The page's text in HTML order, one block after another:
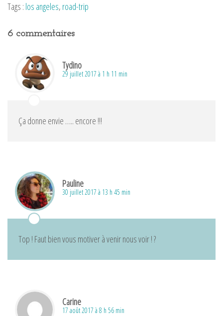
Tags : los angeles, road-trip
6 commentaires
Tydino
29 juillet 2017 à 1 h 11 min
Ça donne envie ….. encore !!!
Pauline
30 juillet 2017 à 13 h 45 min
Top ! Faut bien vous motiver à venir nous voir ! ?
Carine
17 août 2017 à 8 h 56 min